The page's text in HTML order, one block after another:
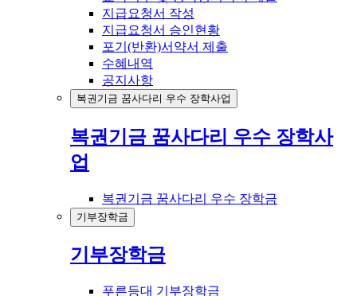
지급요청서 작성
지급요청서 승인현황
포기(반환)서약서 제출
수혜내역
공지사항
복권기금 꿈사다리 우수 장학사업
복권기금 꿈사다리 우수 장학사
업
복권기금 꿈사다리 우수 장학금
기부장학금
기부장학금
푸른등대 기부장학금